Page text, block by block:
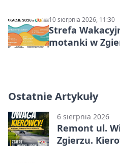
10 sierpnia 2026, 11:30
Strefa
motanki w
Ostatnie Artykuły
6 sierpnia 2026
Remont ul.
Zgierzu.